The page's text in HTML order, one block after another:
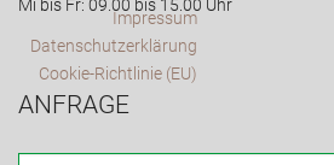
Mi bis Fr: 09.00 bis 15.00 Uhr
Impressum
Datenschutzerklärung
Cookie-Richtlinie (EU)
ANFRAGE